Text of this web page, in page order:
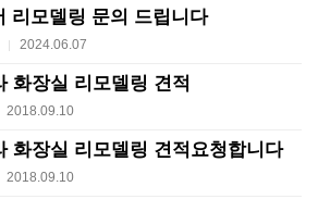
리모델링 문의 드립니다
| 2024.06.07
화장실 리모델링 견적
2018.09.10
화장실 리모델링 견적요청합니다
2018.09.10